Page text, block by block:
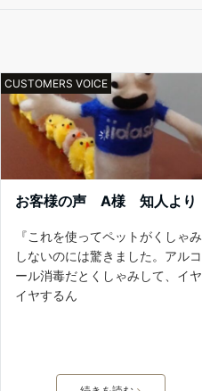
CUSTOMERS VOICE
お客様の声 A様 知人より
『これを使ってペットがくしゃみ
しないのには驚きました。アルコ
ール消毒だとくしゃみして、イヤ
イヤするん